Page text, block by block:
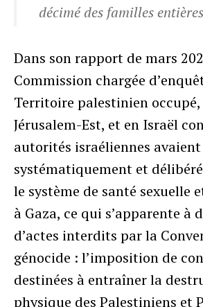
décimé des familles
Dans son rapport de mars
Commission chargée
Territoire palestinien
Jérusalem-Est, et en Israël
autorités israéliennes avaient
systématiquement et
le système de santé sexuelle
à Gaza, ce qui s’apparente à
d’actes interdits par la
génocide : l’imposition de
destinées à entraîner la
physique des Palestiniens et